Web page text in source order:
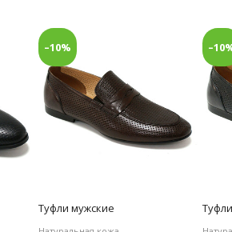
–10%
Туфли мужские